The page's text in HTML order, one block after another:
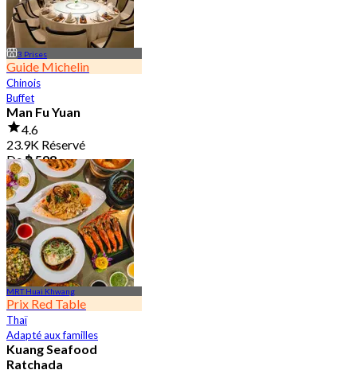
3 Prises
Guide Michelin
Chinois
Buffet
Man Fu Yuan
4.6
23.9K Réservé
De฿ 598
MRT Huai Khwang
Prix Red Table
Thaï
Adapté aux familles
Kuang Seafood
Ratchada